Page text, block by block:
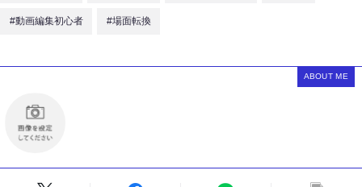
#動画編集初心者 #場面転換
ABOUT ME